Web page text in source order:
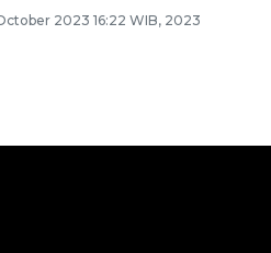
2023 16:22 WIB, 2023